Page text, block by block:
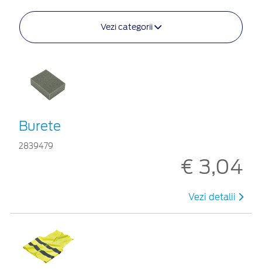
Vezi categorii
Burete
2839479
€ 3,04
Vezi detalii